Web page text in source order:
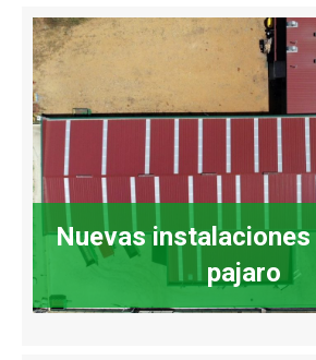
Nuevas
pajaro